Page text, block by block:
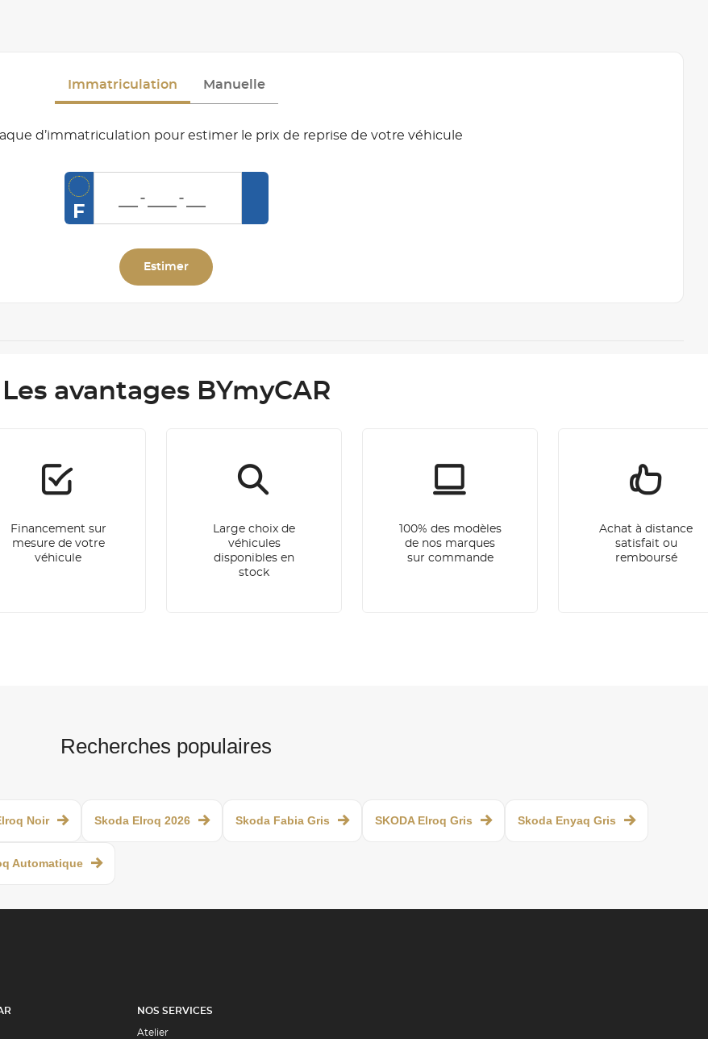
Immatriculation Manuelle
d’immatriculation pour estimer le prix de reprise de votre véhicule
F
Estimer
Les avantages BYmyCAR
Financement sur
mesure de votre
véhicule
Large choix de
véhicules
disponibles en
stock
100% des modèles
de nos marques
sur commande
Achat à distance
satisfait ou
remboursé
Recherches populaires
Noir Skoda Elroq 2026 Skoda Fabia Gris SKODA Elroq Gris Skoda Enyaq Gris
Automatique
NOS SERVICES
Atelier